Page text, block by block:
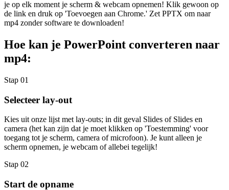
je op elk moment je scherm & webcam opnemen! Klik gewoon op
de link en druk op 'Toevoegen aan Chrome.' Zet PPTX om naar
mp4 zonder software te downloaden!
Hoe kan je PowerPoint converteren naar
mp4:
Stap 01
Selecteer lay-out
Kies uit onze lijst met lay-outs; in dit geval Slides of Slides en
camera (het kan zijn dat je moet klikken op 'Toestemming' voor
toegang tot je scherm, camera of microfoon). Je kunt alleen je
scherm opnemen, je webcam of allebei tegelijk!
Stap 02
Start de opname